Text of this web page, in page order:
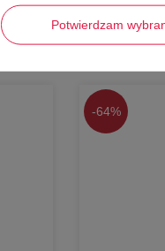
-64%
Potwierdzam